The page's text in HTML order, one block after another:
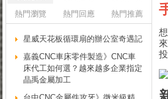
熱門瀏覽
熱門回應 熱門推薦
星威天花板循環扇的辦公室奇遇記
嘉義CNC車床零件製造》CNC車
床代工如何選？越來越多企業指定
晶禹金屬加工